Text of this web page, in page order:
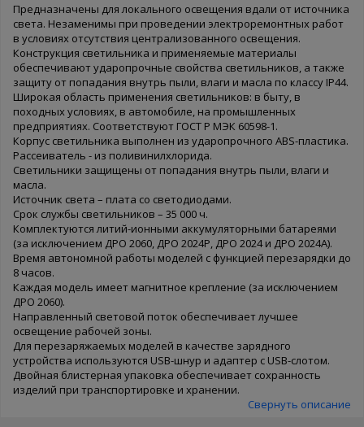
Предназначены для локального освещения вдали от источника
света. Незаменимы при проведении электроремонтных работ
в условиях отсутствия централизованного освещения.
Конструкция светильника и применяемые материалы
обеспечивают ударопрочные свойства светильников, а также
защиту от попадания внутрь пыли, влаги и масла по классу IP44.
Широкая область применения светильников: в быту, в
походных условиях, в автомобиле, на промышленных
предприятиях. Соответствуют ГОСТ P МЭК 60598-1.
Корпус светильника выполнен из ударопрочного ABS-пластика.
Рассеиватель - из поливинилхлорида.
Светильники защищены от попадания внутрь пыли, влаги и
масла.
Источник света – плата со светодиодами.
Срок службы светильников – 35 000 ч.
Комплектуются литий-ионными аккумуляторными батареями
(за исключением ДРО 2060, ДРО 2024Р, ДРО 2024 и ДРО 2024А).
Время автономной работы моделей с функцией перезарядки до
8 часов.
Каждая модель имеет магнитное крепление (за исключением
ДРО 2060).
Направленный световой поток обеспечивает лучшее
освещение рабочей зоны.
Для перезаряжаемых моделей в качестве зарядного
устройства используются USB-шнур и адаптер с USB-слотом.
Двойная блистерная упаковка обеспечивает сохранность
изделий при транспортировке и хранении.
Свернуть описание